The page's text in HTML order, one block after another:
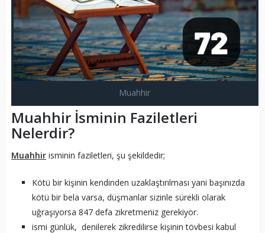
Muahhir
Muahhir İsminin Faziletleri
Nelerdir?
Muahhirisminin faziletleri, şu şekildedir;
Kötü bir kişinin kendinden uzaklaştırılması yani başınızda
kötü bir bela varsa, düşmanlar sizinle sürekli olarak
uğraşıyorsa 847 defa zikretmeniz gerekiyor.
ismi günlük, denilerek zikredilirse kişinin tövbesi kabul